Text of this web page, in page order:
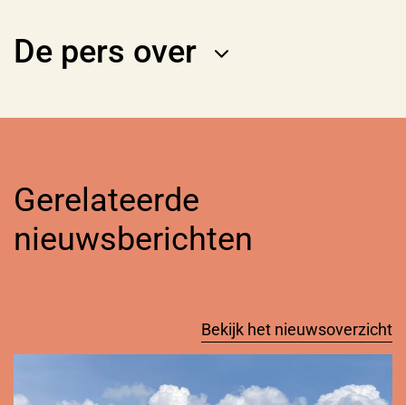
De pers over
Gerelateerde
nieuwsberichten
Bekijk het nieuwsoverzicht